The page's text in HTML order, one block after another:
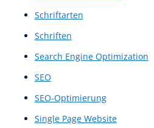
Nutzerflüsse
Nutzerfreundlichkeit
Nutzerführungsgestaltung
Nutzerführungssystem